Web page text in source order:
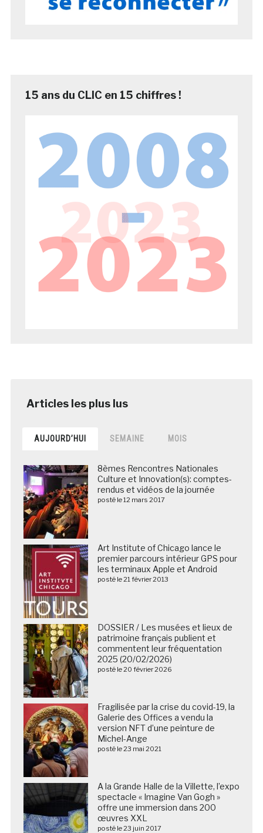
15 ans du CLIC en 15 chiffres !
AUJOURD’HUI SEMAINE MOIS
8èmes Rencontres Nationales
Culture et Innovation(s): comptes-
rendus et vidéos de la journée
posté le 12 mars 2017
Art Institute of Chicago lance le
premier parcours intérieur GPS pour
les terminaux Apple et Android
posté le 21 février 2013
DOSSIER / Les musées et lieux de
patrimoine français publient et
commentent leur fréquentation
2025 (20/02/2026)
posté le 20 février 2026
Fragilisée par la crise du covid-19, la
Galerie des Offices a vendu la
version NFT d’une peinture de
Michel-Ange
posté le 23 mai 2021
A la Grande Halle de la Villette, l’expo
spectacle « Imagine Van Gogh »
offre une immersion dans 200
œuvres XXL
posté le 23 juin 2017